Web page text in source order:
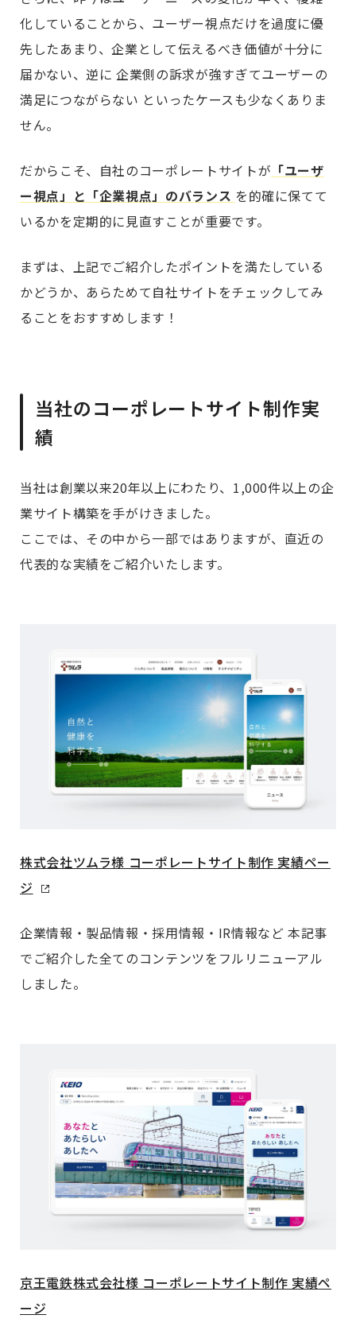
化していることから、ユーザー視点だけを過度に優
先したあまり、企業として伝えるべき価値が十分に
届かない、逆に 企業側の訴求が強すぎてユーザーの
満足につながらない といったケースも少なくありま
せん。
だからこそ、自社のコーポレートサイトが 「ユーザ
ー視点」と「企業視点」のバランス を的確に保てて
いるかを定期的に見直すことが重要です。
まずは、上記でご紹介したポイントを満たしている
かどうか、あらためて自社サイトをチェックしてみ
ることをおすすめします！
当社のコーポレートサイト制作実
績
当社は創業以来20年以上にわたり、1,000件以上の企
業サイト構築を手がけきました。
ここでは、その中から一部ではありますが、直近の
代表的な実績をご紹介いたします。
株式会社ツムラ様 コーポレートサイト制作 実績ペー
ジ
企業情報・製品情報・採用情報・IR情報など 本記事
でご紹介した全てのコンテンツをフルリニューアル
しました。
京王電鉄株式会社様 コーポレートサイト制作 実績ペ
ージ